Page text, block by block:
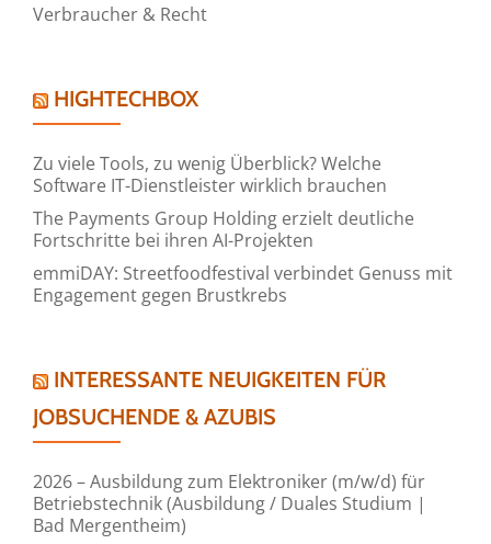
Verbraucher & Recht
HIGHTECHBOX
Zu viele Tools, zu wenig Überblick? Welche
Software IT-Dienstleister wirklich brauchen
The Payments Group Holding erzielt deutliche
Fortschritte bei ihren AI-Projekten
emmiDAY: Streetfoodfestival verbindet Genuss mit
Engagement gegen Brustkrebs
INTERESSANTE NEUIGKEITEN FÜR
JOBSUCHENDE & AZUBIS
2026 – Ausbildung zum Elektroniker (m/w/d) für
Betriebstechnik (Ausbildung / Duales Studium |
Bad Mergentheim)